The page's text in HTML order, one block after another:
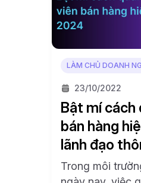
LÀM CHỦ DOANH
23/10/2022
Bật mí cách
bán hàng
lãnh đạo
Trong môi